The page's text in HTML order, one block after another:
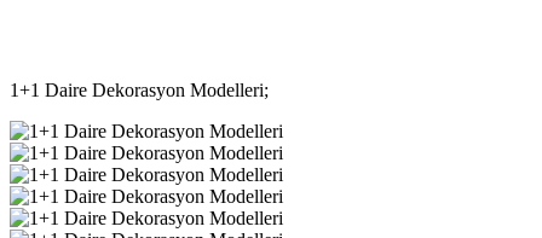
1+1 Daire Dekorasyon Modelleri;